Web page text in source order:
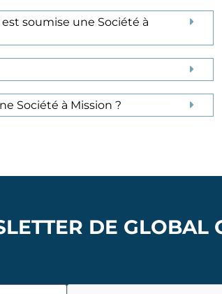
soumise une Société à
Société à Mission ?
DE GLOBAL